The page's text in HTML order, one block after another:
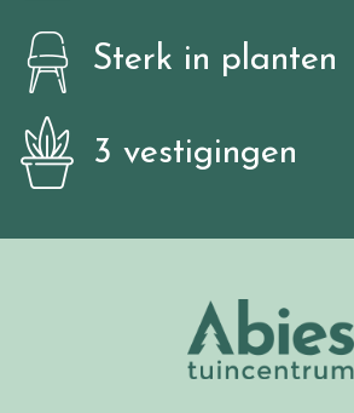
Sterk in planten
3 vestigingen